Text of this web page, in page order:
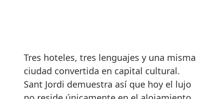
Tres hoteles, tres lenguajes y una misma
ciudad convertida en capital cultural.
Sant Jordi demuestra así que hoy el lujo